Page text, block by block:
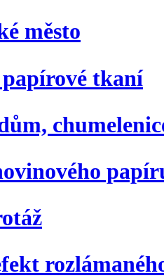
město
tkaní